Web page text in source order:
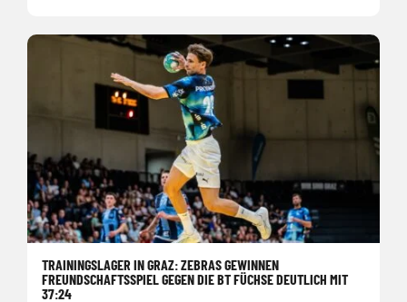
TRAININGSLAGER IN GRAZ: ZEBRAS GEWINNEN
FREUNDSCHAFTSSPIEL GEGEN DIE BT FÜCHSE DEUTLICH MIT
37:24